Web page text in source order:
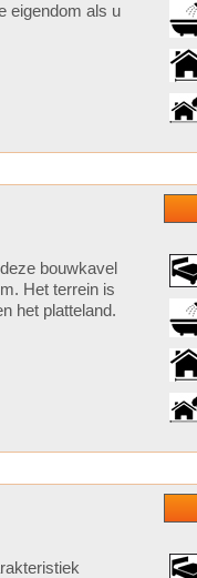
eigendom als u
bouwkavel
Het terrein is
het platteland.